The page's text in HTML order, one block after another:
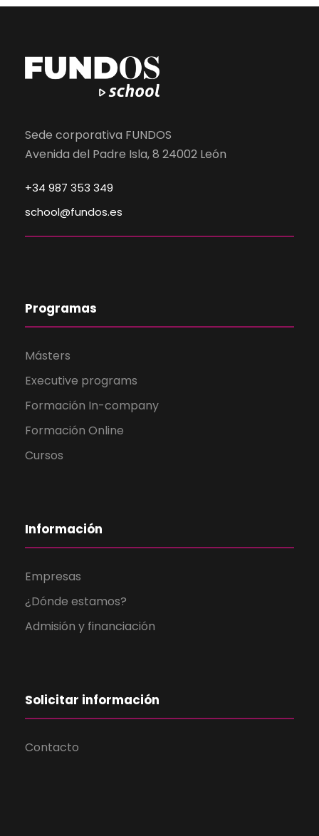
Sede corporativa FUNDOS
Avenida del Padre Isla, 8 24002 León
+34 987 353 349
school@fundos.es
Programas
Másters
Executive programs
Formación In-company
Formación Online
Cursos
Información
Empresas
¿Dónde estamos?
Admisión y financiación
Solicitar información
Contacto